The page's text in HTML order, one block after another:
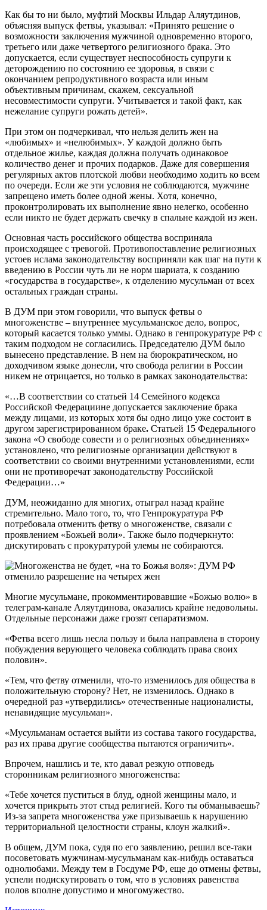
Как бы то ни было, муфтий Москвы Ильдар Аляутдинов,
объясняя выпуск фетвы, указывал: «Принято решение о
возможности заключения мужчиной одновременно второго,
третьего или даже четвертого религиозного брака. Это
допускается, если существует неспособность супруги к
деторождению по состоянию ее здоровья, в связи с
окончанием репродуктивного возраста или иным
объективным причинам, скажем, сексуальной
несовместимости супруги. Учитывается и такой факт, как
нежелание супруги рожать детей».
При этом он подчеркивал, что нельзя делить жен на
«любимых» и «нелюбимых». У каждой должно быть
отдельное жилье, каждая должна получать одинаковое
количество денег и прочих подарков. Даже для совершения
регулярных актов плотской любви необходимо ходить ко всем
по очереди. Если же эти условия не соблюдаются, мужчине
запрещено иметь более одной жены. Хотя, конечно,
проконтролировать их выполнение явно нелегко, особенно
если никто не будет держать свечку в спальне каждой из жен.
Основная часть российского общества восприняла
происходящее с тревогой. Противопоставление религиозных
устоев ислама законодательству восприняли как шаг на пути к
введению в России чуть ли не норм шариата, к созданию
«государства в государстве», к отделению мусульман от всех
остальных граждан страны.
В ДУМ при этом говорили, что выпуск фетвы о
многоженстве – внутреннее мусульманское дело, вопрос,
который касается только уммы. Однако в генпрокуратуре РФ с
таким подходом не согласились. Председателю ДУМ было
вынесено представление. В нем на бюрократическом, но
доходчивом языке донесли, что свобода религии в России
никем не отрицается, но только в рамках законодательства:
«…В соответствии со статьей 14 Семейного кодекса
Российской Федерациине допускается заключение брака
между лицами, из которых хотя бы одно лицо уже состоит в
другом зарегистрированном браке. Статьей 15 Федерального
закона «О свободе совести и о религиозных объединениях»
установлено, что религиозные организации действуют в
соответствии со своими внутренними установлениями, если
они не противоречат законодательству Российской
Федерации…»
ДУМ, неожиданно для многих, отыграл назад крайне
стремительно. Мало того, то, что Генпрокуратура РФ
потребовала отменить фетву о многоженстве, связали с
проявлением «Божьей воли». Также было подчеркнуто:
дискутировать с прокуратурой улемы не собираются.
Многие мусульмане, прокомментировавшие «Божью волю» в
телеграм-канале Аляутдинова, оказались крайне недовольны.
Отдельные персонажи даже грозят сепаратизмом.
«Фетва всего лишь несла пользу и была направлена в сторону
побуждения верующего человека соблюдать права своих
половин».
«Тем, что фетву отменили, что-то изменилось для общества в
положительную сторону? Нет, не изменилось. Однако в
очередной раз «утвердились» отечественные националисты,
ненавидящие мусульман».
«Мусульманам остается выйти из состава такого государства,
раз их права другие сообщества пытаются ограничить».
Впрочем, нашлись и те, кто давал резкую отповедь
сторонникам религиозного многоженства:
«Тебе хочется пуститься в блуд, одной женщины мало, и
хочется прикрыть этот стыд религией. Кого ты обманываешь?
Из-за запрета многоженства уже призываешь к нарушению
территориальной целостности страны, клоун жалкий».
В общем, ДУМ пока, судя по его заявлению, решил все-таки
посоветовать мужчинам-мусульманам как-нибудь оставаться
однолюбами. Между тем в Госдуме РФ, еще до отмены фетвы,
успели подискутировать о том, что в условиях равенства
полов вполне допустимо и многомужество.